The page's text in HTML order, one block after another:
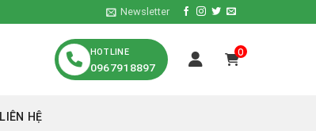
Newsletter
HOTLINE
0967918897
0
LIÊN HỆ